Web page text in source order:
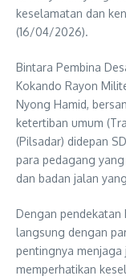
keselamatan dan
(16/04/2026).
Bintara Pembina
Kokando Rayon
Nyong Hamid,
ketertiban umum
(Pilsadar) didepan
para pedagang
dan badan jalan
Dengan pendekatan
langsung dengan
pentingnya menjaga
memperhatikan